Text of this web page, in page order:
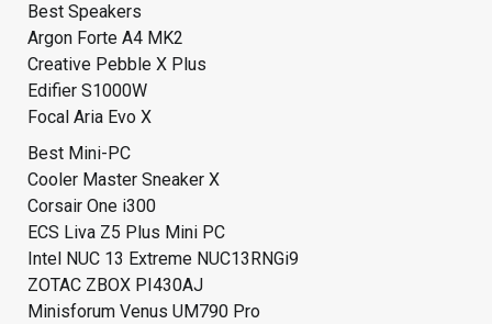
Best Speakers
Argon Forte A4 MK2
Creative Pebble X Plus
Edifier S1000W
Focal Aria Evo X
Best Mini-PC
Cooler Master Sneaker X
Corsair One i300
ECS Liva Z5 Plus Mini PC
Intel NUC 13 Extreme NUC13RNGi9
ZOTAC ZBOX PI430AJ
Minisforum Venus UM790 Pro